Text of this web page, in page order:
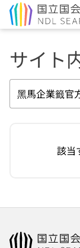
サイト
該当